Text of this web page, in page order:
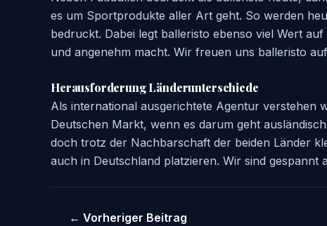
es um Sportprodukte aller Art geht. So werden
bedruckt. Dabei legt balleristo ebenso viel Wert
und angenehm macht. Wir freuen uns balleristo
Herausforderung Länderunterschiede
Als international ausgerichtete Agentur verstehen
Deutschen Markt, wenn es darum geht
doch trotz der Nachbarschaft der beiden Länder
auch in Deutschland platzieren. Wir sind gespannt
← Vorheriger Beitrag